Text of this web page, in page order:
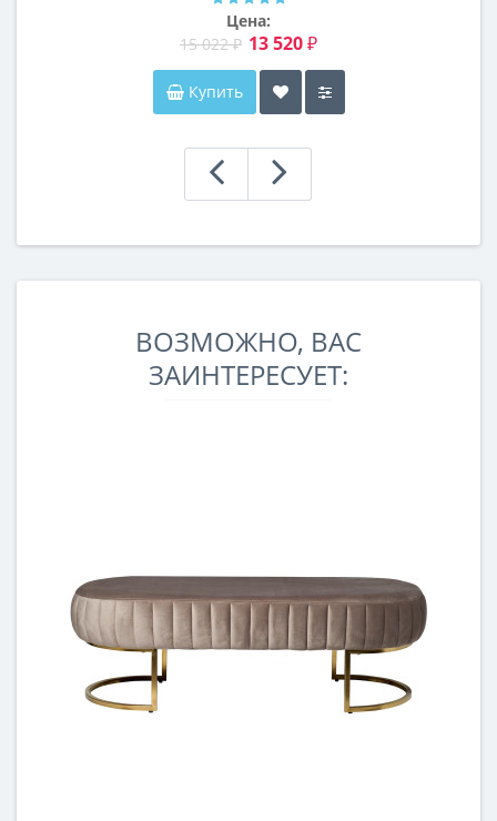
Цена:
15 022 ₽ 13 520 ₽
Купить
ВОЗМОЖНО, ВАС
ЗАИНТЕРЕСУЕТ: